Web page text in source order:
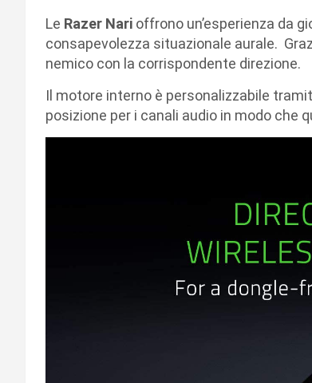
Le Razer Nari offrono un’esperienza da
consapevolezza situazionale aurale.
nemico con la corrispondente direzione.
Il motore interno è personalizzabile
posizione per i canali audio in modo che